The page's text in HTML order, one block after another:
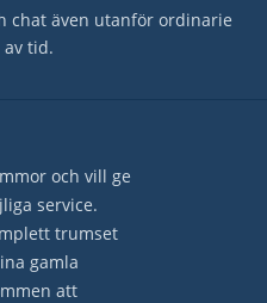
chat även utanför ordinarie
tid.
och vill ge
service.
trumset
gamla
att